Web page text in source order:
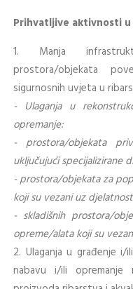
Prihvatljive aktivnosti u
1. Manja
prostora/objekata
sigurnosnih uvjeta u
- Ulaganja u
opremanje:
- prostora/objekata
uključujući specijalizirane
- prostora/objekata za
koji su vezani uz
- skladišnih prostora/
opreme/alata koji su
2. Ulaganja u građenje
nabavu i/ili opremanje